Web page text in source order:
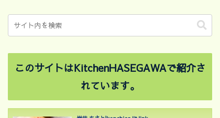
このサイトはKitchenHASEGAWAで紹介さ
れています。